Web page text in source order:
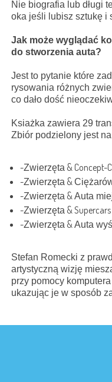
Nie biografia lub długi
oka jeśli lubisz sztukę i
Jak może wyglądać
do stworzenia auta?
Jest to pytanie które
rysowania różnych
co dałodość
Ksiażka zawiera 29
Zbiór podzielony jest
-Zwierzęta& Concept-
-Zwierzęta&C
-Zwierzęta&Auta
-Zwierzęta& Supercars
-Zwierzęta&Auta w
Stefan Romecki z
artystyczną wizję
przy pomocy komputera
ukazującje w sposób